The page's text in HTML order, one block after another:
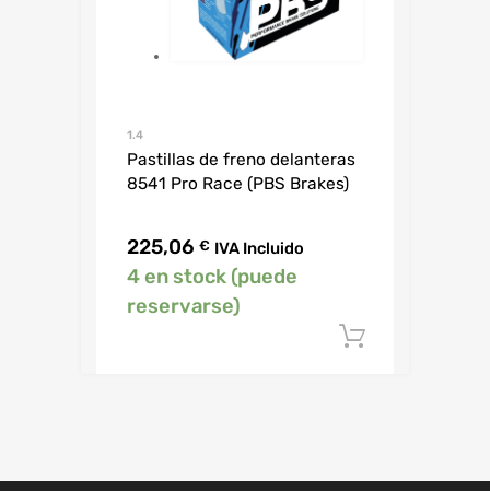
1.4
Pastillas de freno delanteras
8541 Pro Race (PBS Brakes)
225,06 € IVA Incluido
4 en stock (puede
reservarse)